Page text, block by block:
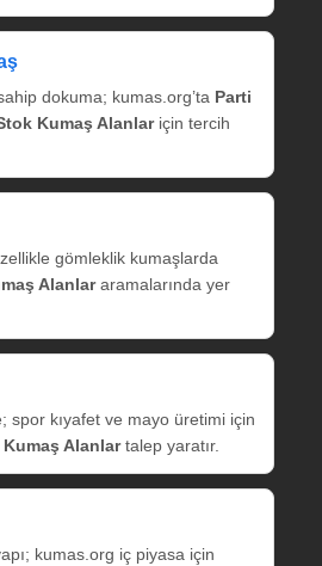
dokuma; kumas.org’ta Parti
Kumaş Alanlariçin tercih
gömleklik kumaşlarda
Alanlararamalarında yer
spor kıyafet ve mayo üretimi için
Kumaş Alanlartalep yaratır.
kumas.org iç piyasa için